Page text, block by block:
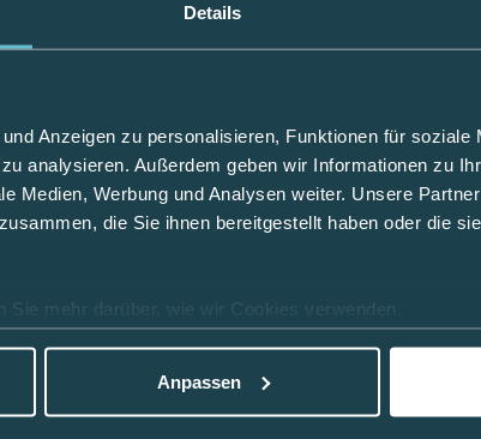
Details
Anzeigen zu personalisieren, Funktionen für soziale
analysieren. Außerdem geben wir Informationen zu
Medien, Werbung und Analysen weiter. Unsere
die Sie ihnen bereitgestellt haben oder die
Sie mehr darüber, wie wir Cookies verwenden.
Anpassen